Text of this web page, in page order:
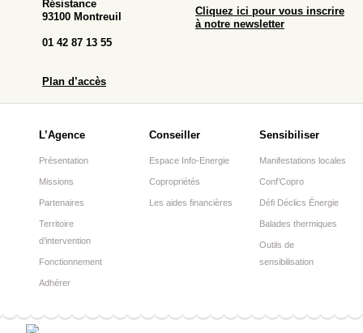
Résistance
93100 Montreuil
01 42 87 13 55
Plan d’accès
Cliquez ici pour vous inscrire
à notre newsletter
L’Agence
Présentation
Missions
Partenaires
Territoire
d’intervention
Fonctionnement
Adhérer
Conseiller
Espace Info-Energie
Copropriétés
Les aides financières
Sensibiliser
Manifestations locales
Conf’Copro
Défi Déclics Énergie
Balades thermiques
Outils de
sensibilisation